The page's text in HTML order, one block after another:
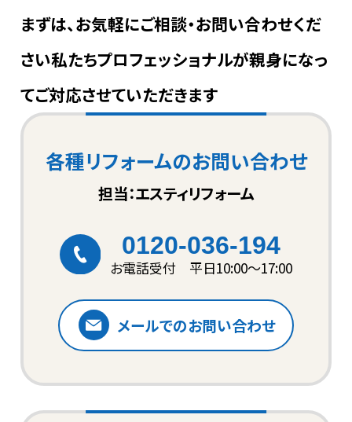
まずは、お気軽にご相談・お問い合わせくだ
さい私たちプロフェッショナルが親身になっ
てご対応させていただきます
各種リフォームのお問い合わせ
担当：エスティリフォーム
0120-036-194
お電話受付 平日10:00〜17:00
メールでのお問い合わせ